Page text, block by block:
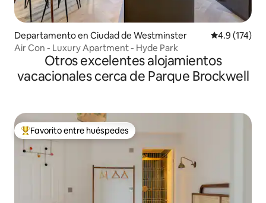
Departamento en Ciudad de Westminster Calificación
4.9 (174)
Air Con - Luxury Apartment - Hyde Park
Otros excelentes alojamientos
vacacionales cerca de Parque Brockwell
De los mejores en Favorito entre huéspedes
Favorito entre huéspedes